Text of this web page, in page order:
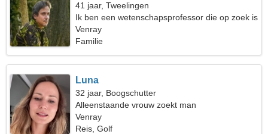
41 jaar, Tweelingen
Ik ben een wetenschapsprofessor die op zoek is
naar een buitengewone vrouw
Venray
Familie
Luna
32 jaar, Boogschutter
Alleenstaande vrouw zoekt man
Venray
Reis, Golf